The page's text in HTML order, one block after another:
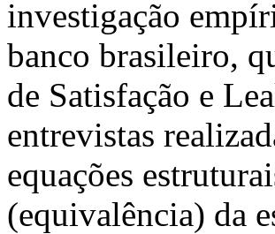
investigação
banco brasileiro,
de Satisfação e
entrevistas
equações
(equivalência) da